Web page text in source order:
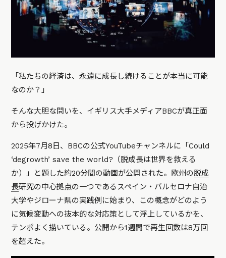
「私たちの経済は、永遠に成長し続けることが本当に可能
なのか？」
そんな大胆な問いを、イギリス大手メディアBBCが真正面
から投げかけた。
2025年7月8日、BBCの公式YouTubeチャンネルに「Could
‘degrowth’ save the world?（脱成長は世界を救える
か）」と題した約20分間の動画が公開された。欧州の脱成
長研究の中心拠点の一つであるスペイン・バルセロナ自治
大学やジローナ県の実践例に始まり、この概念がどのよう
に気候変動への抜本的な対応策として浮上しているかを、
テンポよく描いている。公開から1週間で再生回数は8万回
を超えた。